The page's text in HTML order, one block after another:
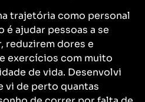
trajetória como personal
é ajudar pessoas a se
reduzirem dores e
exercícios com muito
de vida. Desenvolvi
de perto quantas